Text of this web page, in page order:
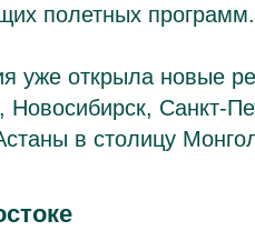
полетных программ.
уже открыла новые
Новосибирск, Санкт-
в столицу